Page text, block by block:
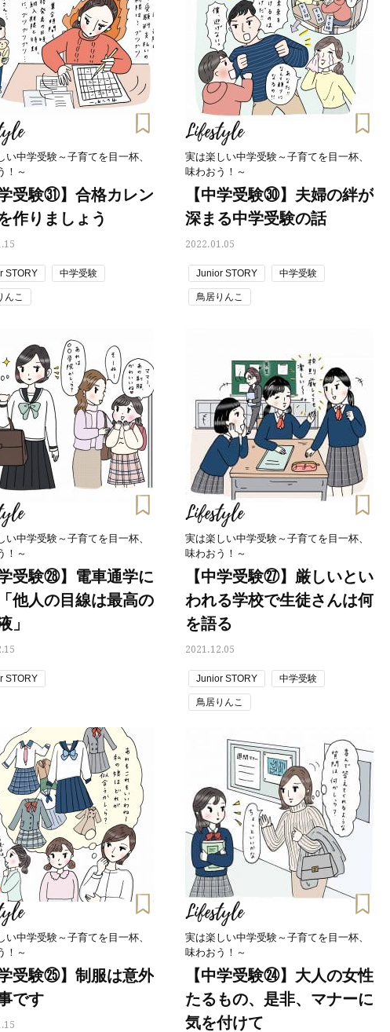
い中学受験～子育てを目一杯、
！～
学受験㉛】合格カレン
作りましょう
STORY 中学受験
んこ
Lifestyle
実は楽しい中学受験～子育てを目一杯、
味わおう！～
【中学受験㉚】夫婦の絆が
深まる中学受験の話
2022.01.05
Junior STORY 中学受験
鳥居りんこ
い中学受験～子育てを目一杯、
！～
学受験㉘】電車通学に
他人の目線は最高の
」
STORY
Lifestyle
実は楽しい中学受験～子育てを目一杯、
味わおう！～
【中学受験㉗】厳しいとい
われる学校で生徒さんは何
を語る
2021.12.05
Junior STORY 中学受験
鳥居りんこ
い中学受験～子育てを目一杯、
！～
学受験㉕】制服は意外
です
Lifestyle
実は楽しい中学受験～子育てを目一杯、
味わおう！～
【中学受験㉔】大人の女性
たるもの、是非、マナーに
気を付けて
日焼け止めだけじゃない！40代の
肌が明るくなる”朝の時短名
品”【洗顔＆集中美容液】
Beauty
今いちばん垢抜ける「ショートボ
ブ」SNAP。人気アラフォー読者達
がお手本！
手応え！プロが選ぶ、話題の名品
Beauty
40代の“老け見え”目元〈シワ・ク
梅宮アンナさん、再婚から8カ月め
の心境「お互い20年ぶりの結婚生
活、正直簡単じゃない」
Lifestyle
梅宮アンナさんご夫婦が語る 「53
歳と60歳、大人同士の電撃婚のリ
アル」周囲が驚くほど本音でぶつ
も！時短で楽しみつくす「わがま
Lifestyle
俳優・中村ゆりさん （44歳）「理